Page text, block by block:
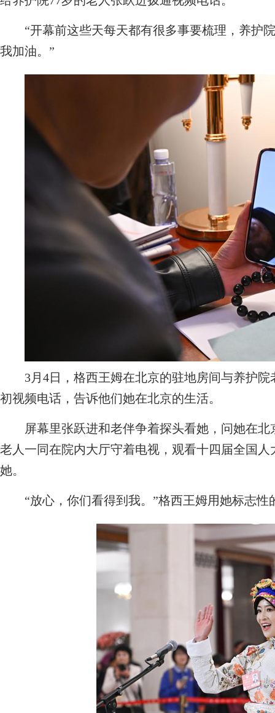
“开幕前这些天每天都有很多事要梳理，养护
我加油。”
3月4日，格西王姆在北京的驻地房间与养护院
初视频电话，告诉他们她在北京的生活。
屏幕里张跃进和老伴争着探头看她，问她在北
老人一同在院内大厅守着电视，观看十四届全国
她。
“放心，你们看得到我。”格西王姆用她标志性